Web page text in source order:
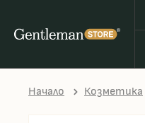
Начало Козметика